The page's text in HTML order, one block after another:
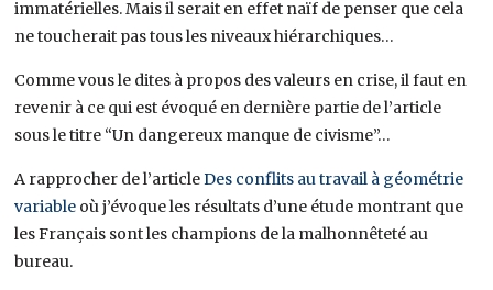
immatérielles. Mais il serait en effet naïf de penser que cela
ne toucherait pas tous les niveaux hiérarchiques…
Comme vous le dites à propos des valeurs en crise, il faut en
revenir à ce qui est évoqué en dernière partie de l’article
sous le titre “Un dangereux manque de civisme”…
A rapprocher de l’article Des conflits au travail à géométrie
variable où j’évoque les résultats d’une étude montrant que
les Français sont les champions de la malhonnêteté au
bureau.